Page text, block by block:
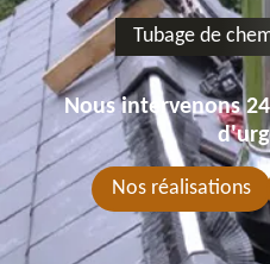
Tubage de
Nous intervenons
Nos réalisations